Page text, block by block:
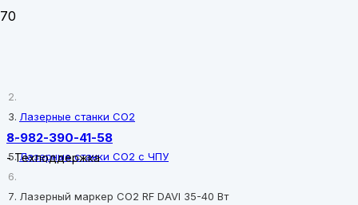
8-982-390-41-58
-Техподдержка
Лазерные станки CO2
Лазерные станки CO2 с ЧПУ
Лазерный маркер CO2 RF DAVI 35-40 Вт